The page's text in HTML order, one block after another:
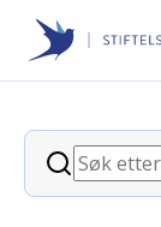
Stiftelsen Dam
Søk
back
Velhaven